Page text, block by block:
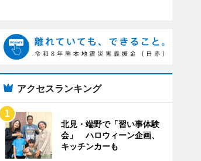
アクセスランキング
北見・端野で「習い事体験
会」 ハロウィーン企画、
キッチンカーも